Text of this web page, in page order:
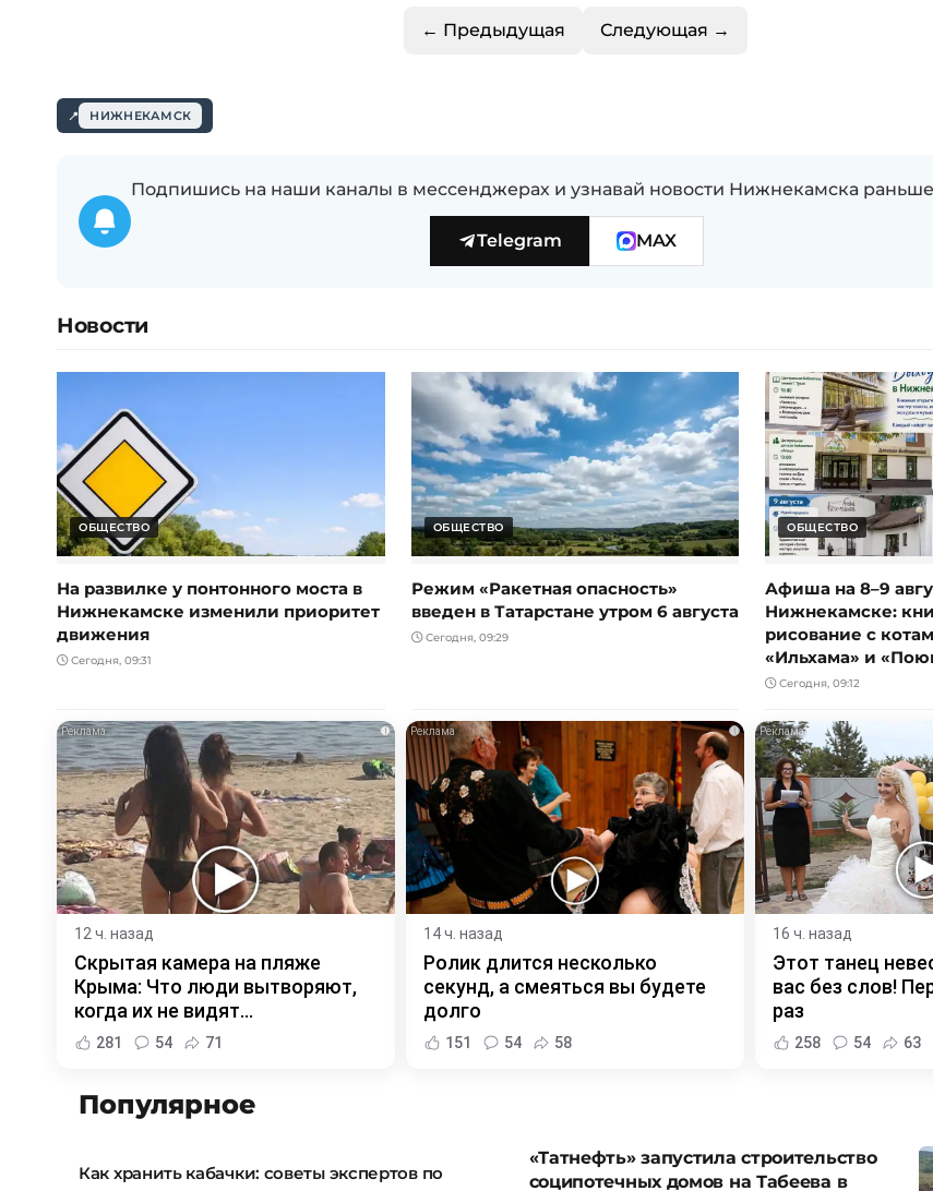
← Предыдущая Следующая →
НИЖНЕКАМСК
Подпишись на наши каналы в мессенджерах и узнавай новости Нижнекамска
Telegram MAX
Новости
ОБЩЕСТВО
На развилке у понтонного моста в
Нижнекамске изменили приоритет
движения
Сегодня, 09:31
ОБЩЕСТВО
Режим «Ракетная опасность»
введен в Татарстане утром 6 августа
Сегодня, 09:29
ОБЩЕСТВО
Афиша на 8–9
Нижнекамске:
рисование с
«Ильхама» и
Сегодня, 09:12
i
12 ч. назад
Скрытая камера на пляже
Крыма: Что люди вытворяют,
когда их не видят...
281 54 71
i
14 ч. назад
Ролик длится несколько
секунд, а смеяться вы будете
долго
151 54 58
16 ч. назад
Этот танец
вас без слов!
раз
258 54 63
Популярное
Как хранить кабачки: советы экспертов по
«Татнефть» запустила строительство
соципотечных домов на Табеева в